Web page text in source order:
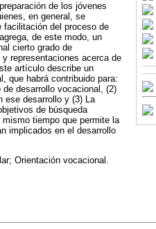
de los jóvenes
en general, se
del proceso de
de este modo, un
cierto grado de
representaciones acerca de
artículo describe un
que habrá contribuido para:
desarrollo vocacional, (2)
ese desarrollo y (3) La
de búsqueda
tiempo que permite la
implicados en el desarrollo
Orientación vocacional.